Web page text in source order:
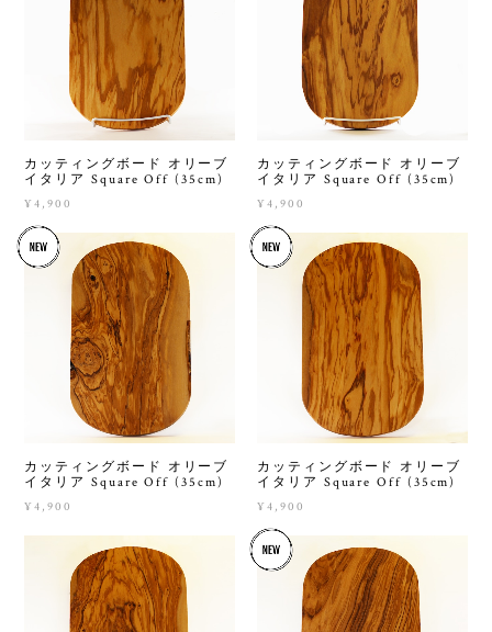
カッティングボード オリーブ
イタリア Square Off (35cm)
¥4,900
カッティングボード オリーブ
イタリア Square Off (35cm)
¥4,900
カッティングボード オリーブ
イタリア Square Off (35cm)
¥4,900
カッティングボード オリーブ
イタリア Square Off (35cm)
¥4,900